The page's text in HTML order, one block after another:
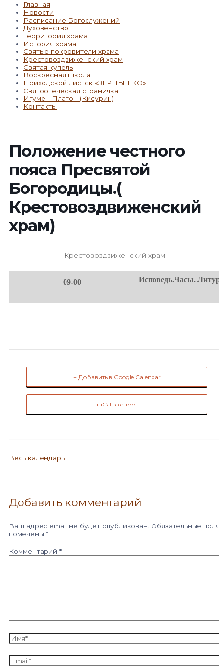
Главная
Новости
Расписание Богослужений
Духовенство
Территория храма
История храма
Святые покровители храма
Крестовоздвиженский храм
Святая купель
Воскресная школа
Приходской листок «ЗЁРНЫШКО»
Святоотеческая страничка
Игумен Платон (Кисурин)
Контакты
Положение честного
пояса Пресвятой
Богородицы.(
Крестовоздвиженский
храм)
Крестовоздвиженский храм
09-00 Исповедь.Часы.
+ Добавить в Google Calendar
+ iCal экспорт
Весь календарь
Добавить комментарий
Ваш адрес email не будет опубликован. Обязательные поля
помечены *
Комментарий *
Имя*
Email*